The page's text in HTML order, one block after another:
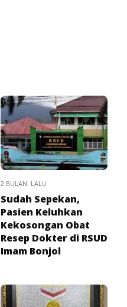
2 BULAN LALU
Sudah Sepekan,
Pasien Keluhkan
Kekosongan Obat
Resep Dokter di RSUD
Imam Bonjol